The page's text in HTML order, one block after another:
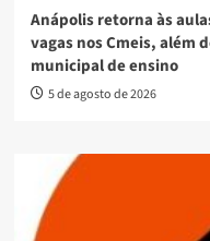
Anápolis retorna às
vagas nos Cmeis, além
municipal de ensino
5 de agosto de 2026